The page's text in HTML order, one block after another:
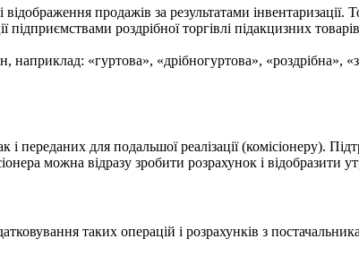
продажів за результатами інвентаризації.
роздрібної торгівлі підакцизних
«гуртова», «дрібногуртова», «роздрібна»,
переданих для подальшої реалізації (комісіонеру).
можна відразу зробити розрахунок і відобразити
таких операцій і розрахунків з